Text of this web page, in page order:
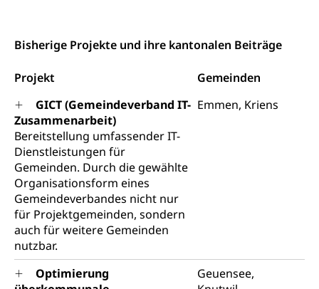
Bisherige Projekte und ihre kantonalen Beiträge
Projekt
Gemeinden
GICT (Gemeindeverband IT-
Zusammenarbeit)
Bereitstellung umfassender IT-
Dienstleistungen für
Gemeinden. Durch die gewählte
Organisationsform eines
Gemeindeverbandes nicht nur
für Projektgemeinden, sondern
auch für weitere Gemeinden
nutzbar.
Emmen, Kriens
Optimierung
Geuensee,
Informationsstelle AHV/IV
AHV-Altersrente (WAS Luzern)
IV-Leistungen (WAS Luzern)
Inklusion im Sport
Menschen mit Behinderungen
Kultur und Medien
Archive und Bibliotheken
Bücher, Bundesarchiv, Landesbibliothek
Staatsarchiv Luzern
Zentral- und Hochschulbibliothek
Archiv der Denkmalpflege
Kulturelle Einrichtungen
Museen, Theater, Bibliotheken
Dienststelle Kultur
Kulturförderung
Kulturpolitik, Sprachförderung, Denkmalpflege,
kulturelles Angebot, Kulturerbe, kulturelles Erbe,
Nachwuchsförderung, Vermittlung, Selektive